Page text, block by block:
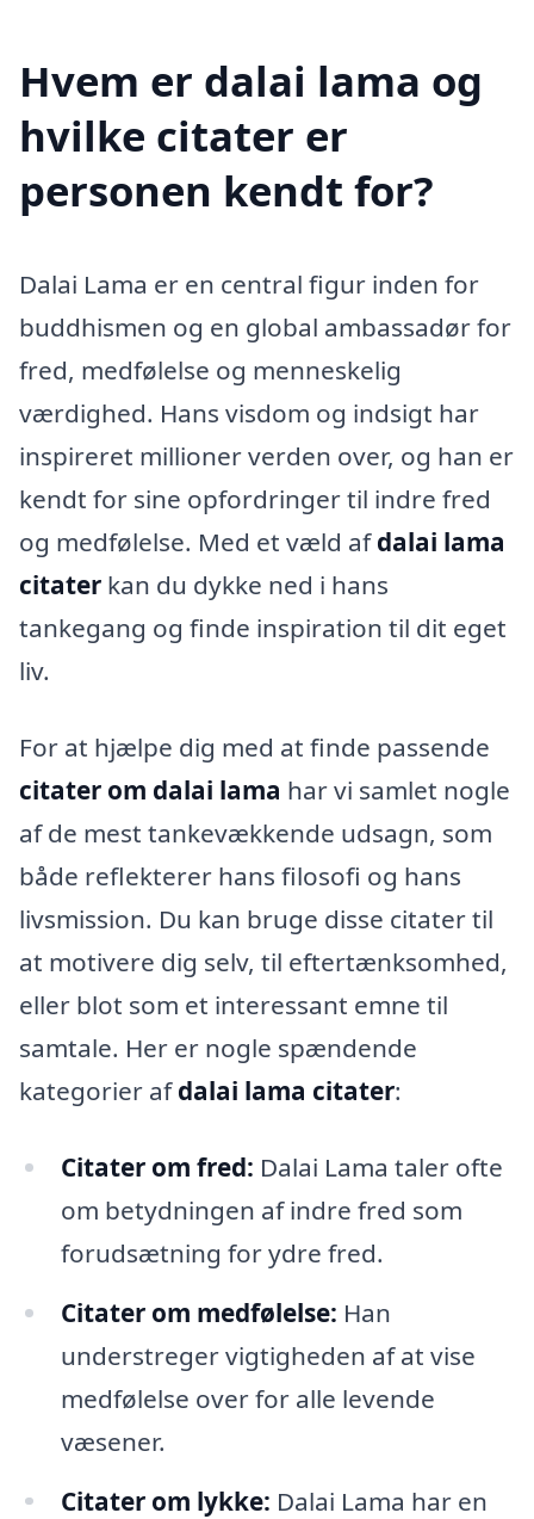
Hvem er dalai lama og
hvilke citater er
personen kendt for?
Dalai Lama er en central figur inden for
buddhismen og en global ambassadør for
fred, medfølelse og menneskelig
værdighed. Hans visdom og indsigt har
inspireret millioner verden over, og han er
kendt for sine opfordringer til indre fred
og medfølelse. Med et væld afdalai lama
citater kan du dykke ned i hans
tankegang og finde inspiration til dit eget
liv.
For at hjælpe dig med at finde passende
citater om dalai lama har vi samlet nogle
af de mest tankevækkende udsagn, som
både reflekterer hans filosofi og hans
livsmission. Du kan bruge disse citater til
at motivere dig selv, til eftertænksomhed,
eller blot som et interessant emne til
samtale. Her er nogle spændende
kategorier afdalai lama citater:
Citater om fred: Dalai Lama taler ofte
om betydningen af indre fred som
forudsætning for ydre fred.
Citater om medfølelse: Han
understreger vigtigheden af at vise
medfølelse over for alle levende
væsener.
Citater om lykke: Dalai Lama har en